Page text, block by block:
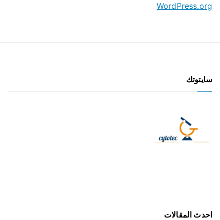
WordPress.org
سايتوتك
احدث المقالات